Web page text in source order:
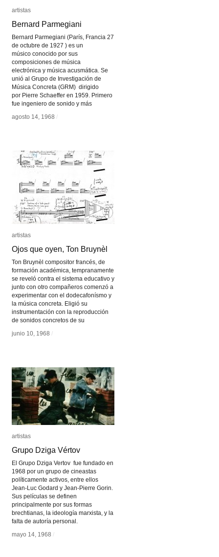
artistas
Bernard Parmegiani
Bernard Parmegiani (París, Francia 27
de octubre de 1927 ) es un
músico conocido por sus
composiciones de música
electrónica y música acusmática. Se
unió al Grupo de Investigación de
Música Concreta (GRM) dirigido
por Pierre Schaeffer en 1959. Primero
fue ingeniero de sonido y más
agosto 14, 1968 /
artistas
Bernard Parmegiani
agosto 14, 1968 /
artistas
Ojos que oyen, Ton Bruynèl
Ton Bruynèl compositor francés, de
formación académica, tempranamente
se reveló contra el sistema educativo y
junto con otro compañeros comenzó a
experimentar con el dodecafonísmo y
la música concreta. Eligió su
instrumentación con la reproducción
de sonidos concretos de su
junio 10, 1968 /
artistas
Ojos que oyen, Ton Bruynèl
junio 10, 1968 /
artistas
Grupo Dziga Vértov
El Grupo Dziga Vertov fue fundado en
1968 por un grupo de cineastas
políticamente activos, entre ellos
Jean-Luc Godard y Jean-Pierre Gorin.
Sus películas se definen
principalmente por sus formas
brechtianas, la ideología marxista, y la
falta de autoría personal.
mayo 14, 1968 /
artistas
Grupo Dziga Vértov
mayo 14, 1968 /